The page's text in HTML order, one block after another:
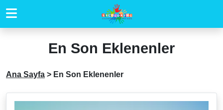
En Son Eklenenler
Ana Sayfa > En Son Eklenenler